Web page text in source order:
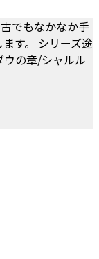
でもなかなか手
す。 シリーズ途
ウの章/シャルル